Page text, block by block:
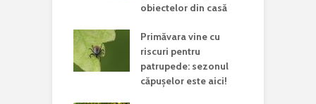
obiectelor din casă
Primăvara vine cu
riscuri pentru
patrupede: sezonul
căpușelor este aici!